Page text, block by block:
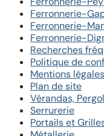
Ferronnerie-
Ferronnerie-
Ferronnerie-
Recherches
Politique de
Mentions légales
Plan de site
Vérandas,
Serrurerie
Portails et